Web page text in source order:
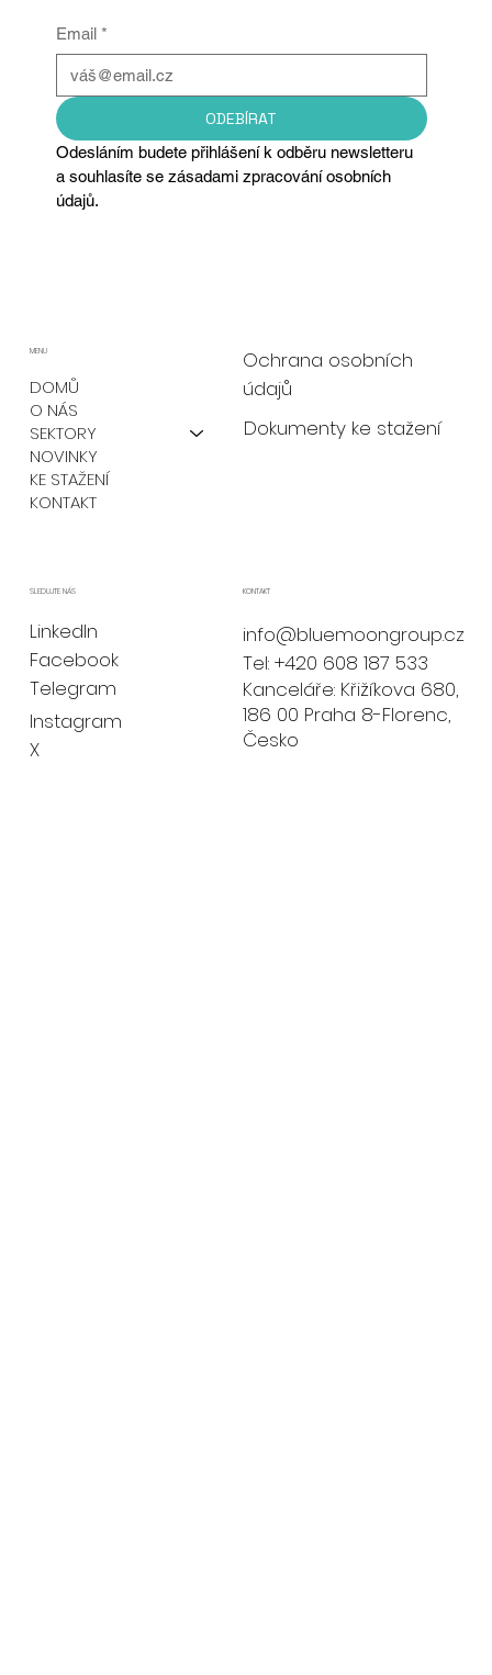
Email *
ODEBÍRAT
Odesláním budete přihlášení k odběru newsletteru
a souhlasíte se zásadami zpracování osobních
údajů.
DOMŮ
O NÁS
SEKTORY
NOVINKY
KE STAŽENÍ
KONTAKT
MENU
SLEDUJTE NÁS
LinkedIn
Facebook
Instagram
X
Telegram
KONTAKT
info@bluemoongroup.cz
Tel: +420 608 187 533
Kanceláře: Křižíkova 680,
186 00 Praha 8-Florenc,
Česko
Ochrana osobních
údajů
Dokumenty ke stažení